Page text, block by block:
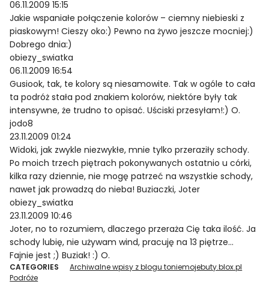
06.11.2009 15:15
Jakie wspaniałe połączenie kolorów – ciemny niebieski z
piaskowym! Cieszy oko:) Pewno na żywo jeszcze mocniej:)
Dobrego dnia:)
obiezy_swiatka
06.11.2009 16:54
Gusiook, tak, te kolory są niesamowite. Tak w ogóle to cała
ta podróż stała pod znakiem kolorów, niektóre były tak
intensywne, że trudno to opisać. Uściski przesyłam!:) O.
jodo8
23.11.2009 01:24
Widoki, jak zwykle niezwykłe, mnie tylko przeraziły schody.
Po moich trzech piętrach pokonywanych ostatnio u córki,
kilka razy dziennie, nie mogę patrzeć na wszystkie schody,
nawet jak prowadzą do nieba! Buziaczki, Joter
obiezy_swiatka
23.11.2009 10:46
Joter, no to rozumiem, dlaczego przeraża Cię taka ilość. Ja
schody lubię, nie używam wind, pracuję na 13 piętrze…
Fajnie jest ;) Buziak! :) O.
CATEGORIES
Archiwalne wpisy z blogu toniemojebuty.blox.pl
Podróże